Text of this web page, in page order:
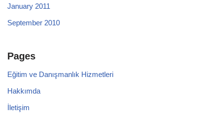
January 2011
September 2010
Pages
Eğitim ve Danışmanlık Hizmetleri
Hakkımda
İletişim